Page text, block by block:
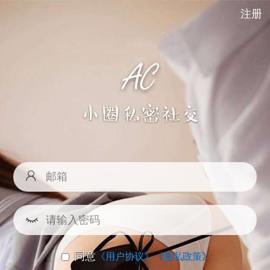
注册
同意《用户协议》《隐私政策》